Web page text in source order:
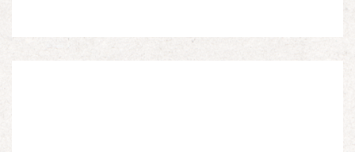
autres […]